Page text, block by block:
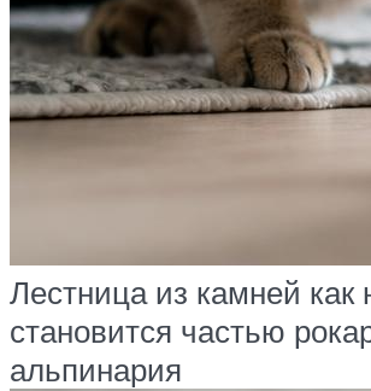
Лестница из камней как
становится частью
альпинария